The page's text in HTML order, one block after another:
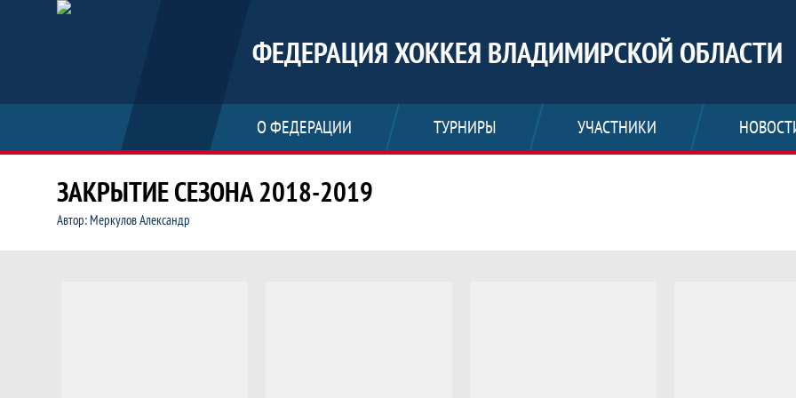
ФЕДЕРАЦИЯ ХОККЕЯ ВЛАДИМИРСКОЙ ОБЛАСТИ
О ФЕДЕРАЦИИ ТУРНИРЫ УЧАСТНИКИ
ЗАКРЫТИЕ СЕЗОНА 2018-2019
Автор: Меркулов Александр